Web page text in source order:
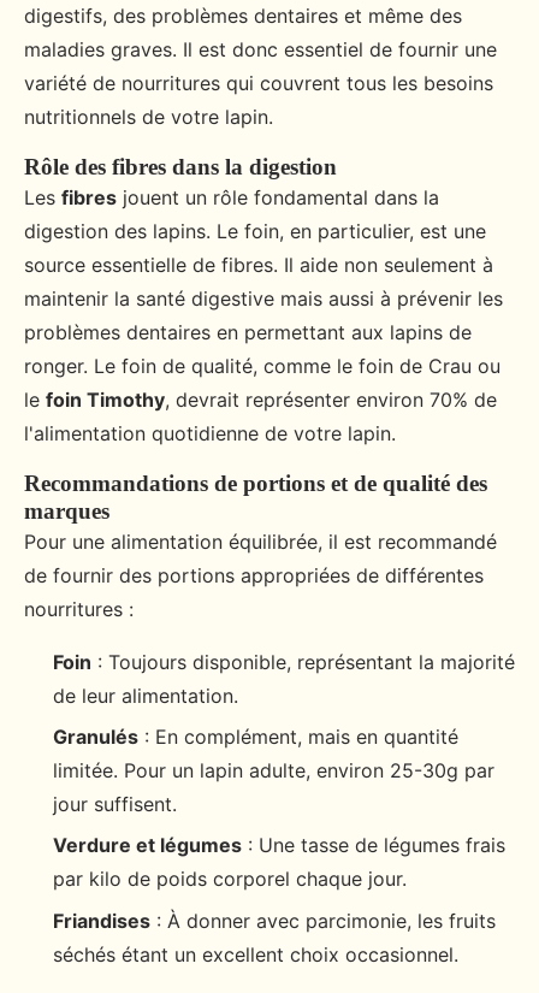
digestifs, des problèmes dentaires et même des
maladies graves. Il est donc essentiel de fournir une
variété de nourritures qui couvrent tous les besoins
nutritionnels de votre lapin.
Rôle des fibres dans la digestion
Les fibres jouent un rôle fondamental dans la
digestion des lapins. Le foin, en particulier, est une
source essentielle de fibres. Il aide non seulement à
maintenir la santé digestive mais aussi à prévenir les
problèmes dentaires en permettant aux lapins de
ronger. Le foin de qualité, comme le foin de Crau ou
le foin Timothy, devrait représenter environ 70% de
l'alimentation quotidienne de votre lapin.
Recommandations de portions et de qualité des
marques
Pour une alimentation équilibrée, il est recommandé
de fournir des portions appropriées de différentes
nourritures :
Foin : Toujours disponible, représentant la majorité
de leur alimentation.
Granulés : En complément, mais en quantité
limitée. Pour un lapin adulte, environ 25-30g par
jour suffisent.
Verdure et légumes : Une tasse de légumes frais
par kilo de poids corporel chaque jour.
Friandises : À donner avec parcimonie, les fruits
séchés étant un excellent choix occasionnel.